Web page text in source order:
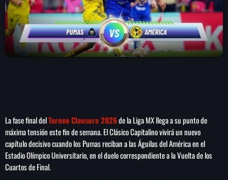
play_arrow LA CAMPESINA 104.5 FM
play_arrow LA CAMPESINA GEORGIA
NOTAS
PROGRAMACIÓN keyboard_arrow_down
LOCUCIÓN (TALENTO AL AIRE)
COMUNÍCATE
La fase final delTorneo Clausura 2026de la Liga MX llega a su punto de
máxima tensión este fin de semana. El Clásico Capitalino vivirá un nuevo
capítulo decisivo cuando los Pumas reciban a las Águilas del América en el
Estadio Olímpico Universitario, en el duelo correspondiente a la Vuelta de los
Cuartos de Final.